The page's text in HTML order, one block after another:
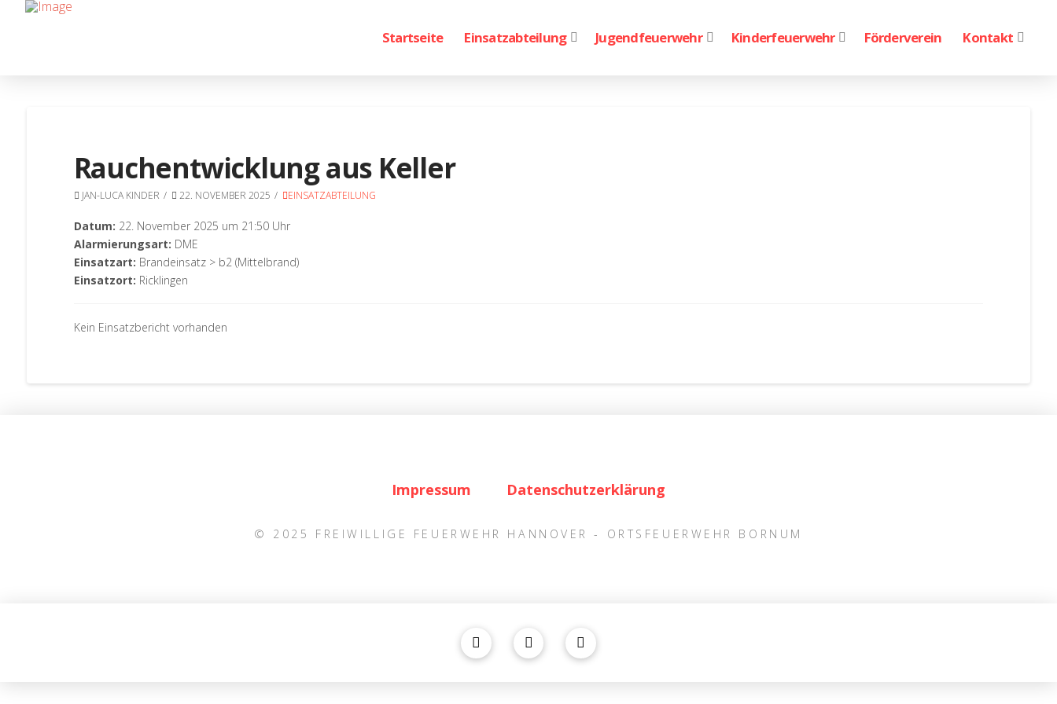
Startseite Einsatzabteilung Jugendfeuerwehr Kinderfeuerwehr Förderverein Kontakt
Rauchentwicklung aus Keller
JAN-LUCA KINDER 22. NOVEMBER 2025 EINSATZABTEILUNG
Datum: 22. November 2025 um 21:50 Uhr
Alarmierungsart: DME
Einsatzart: Brandeinsatz > b2 (Mittelbrand)
Einsatzort: Ricklingen
Kein Einsatzbericht vorhanden
Impressum Datenschutzerklärung
© 2025 FREIWILLIGE FEUERWEHR HANNOVER - ORTSFEUERWEHR BORNUM